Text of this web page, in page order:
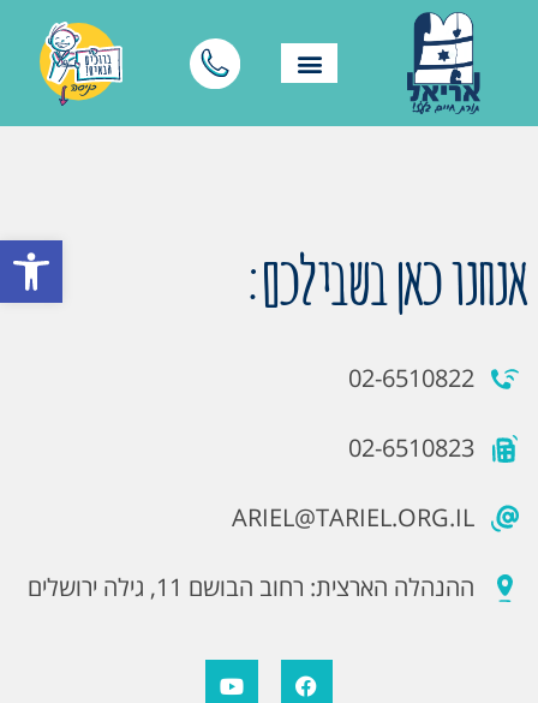
פתח אנחנו כאן בשבילכם:
02-6510822
02-6510823
ARIEL@TARIEL.ORG.IL
ההנהלה הארצית: רחוב הבושם 11, גילה ירושלים